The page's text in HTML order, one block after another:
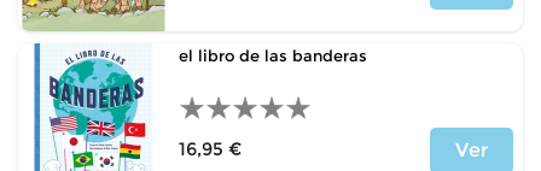
el libro de las banderas
16,95 €
Ver